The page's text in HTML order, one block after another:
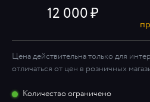
12 000
Цена действительна только для
отличаться от цен в розничных
Количество ограничено